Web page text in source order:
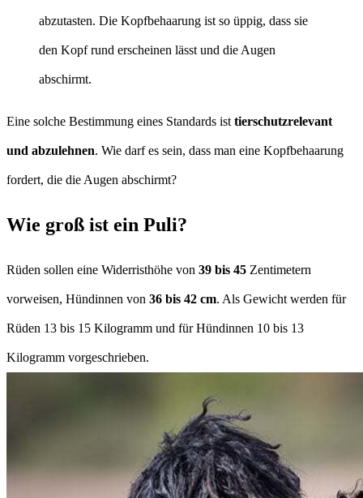
abzutasten. Die Kopfbehaarung ist so üppig, dass sie
den Kopf rund erscheinen lässt und die Augen
abschirmt.
Eine solche Bestimmung eines Standards isttierschutzrelevant
und abzulehnen. Wie darf es sein, dass man eine Kopfbehaarung
fordert, die die Augen abschirmt?
Wie groß ist ein Puli?
Rüden sollen eine Widerristhöhe von 39 bis 45 Zentimetern
vorweisen, Hündinnen von 36 bis 42 cm. Als Gewicht werden für
Rüden 13 bis 15 Kilogramm und für Hündinnen 10 bis 13
Kilogramm vorgeschrieben.